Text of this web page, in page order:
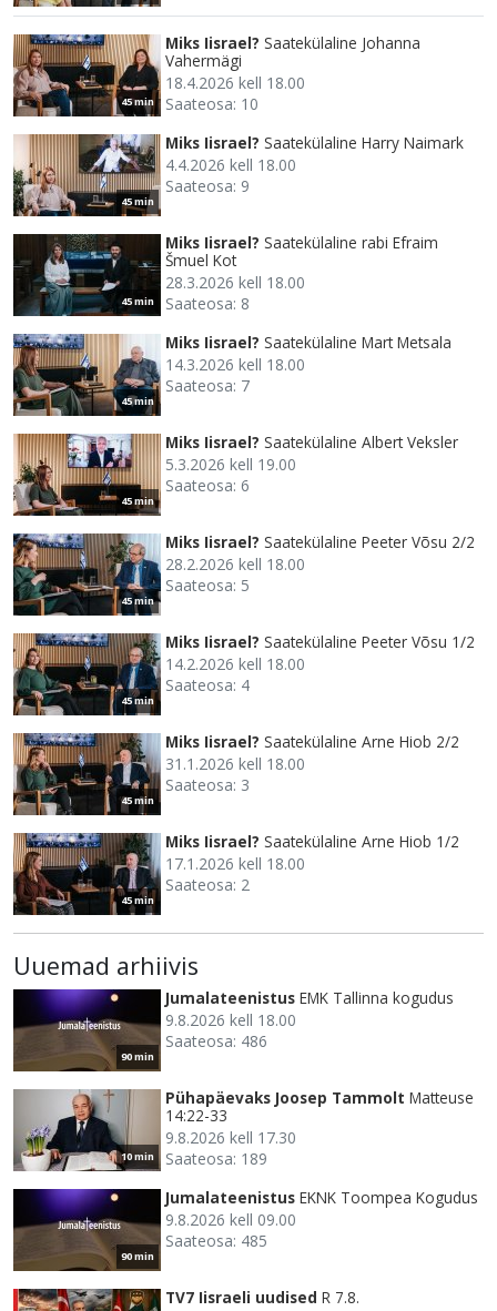
45 min
Miks Iisrael? Saatekülaline Johanna
Vahermägi
18.4.2026 kell 18.00
Saateosa: 10
45 min
Miks Iisrael? Saatekülaline Harry Naimark
4.4.2026 kell 18.00
Saateosa: 9
45 min
Miks Iisrael? Saatekülaline rabi Efraim
Šmuel Kot
28.3.2026 kell 18.00
Saateosa: 8
45 min
Miks Iisrael? Saatekülaline Mart Metsala
14.3.2026 kell 18.00
Saateosa: 7
45 min
Miks Iisrael? Saatekülaline Albert Veksler
5.3.2026 kell 19.00
Saateosa: 6
45 min
Miks Iisrael? Saatekülaline Peeter Võsu 2/2
28.2.2026 kell 18.00
Saateosa: 5
45 min
Miks Iisrael? Saatekülaline Peeter Võsu 1/2
14.2.2026 kell 18.00
Saateosa: 4
45 min
Miks Iisrael? Saatekülaline Arne Hiob 2/2
31.1.2026 kell 18.00
Saateosa: 3
45 min
Miks Iisrael? Saatekülaline Arne Hiob 1/2
17.1.2026 kell 18.00
Saateosa: 2
Uuemad arhiivis
90 min
Jumalateenistus EMK Tallinna kogudus
9.8.2026 kell 18.00
Saateosa: 486
10 min
Pühapäevaks Joosep Tammolt Matteuse
14:22-33
9.8.2026 kell 17.30
Saateosa: 189
90 min
Jumalateenistus EKNK Toompea Kogudus
9.8.2026 kell 09.00
Saateosa: 485
TV7 Iisraeli uudised R 7.8.